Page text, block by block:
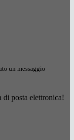
un messaggio
di posta elettronica!